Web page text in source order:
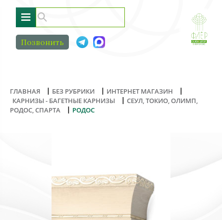
≡
Позвонить
ГЛАВНАЯ | БЕЗ РУБРИКИ | ИНТЕРНЕТ МАГАЗИН |
КАРНИЗЫ - БАГЕТНЫЕ КАРНИЗЫ | СЕУЛ, ТОКИО, ОЛИМП,
РОДОС, СПАРТА
| РОДОС